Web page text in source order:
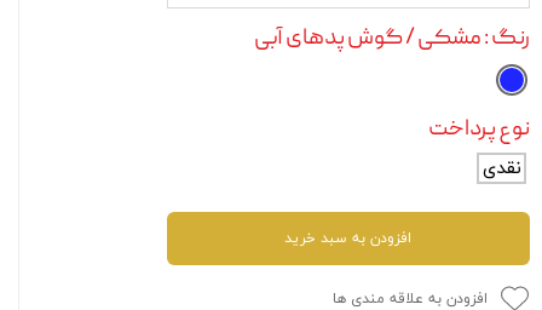
رنگ: مشکی / گوش پدهای آبی
نوع پرداخت
نقدی
افزودن به سبد خرید
افزودن به علاقه مندی ها